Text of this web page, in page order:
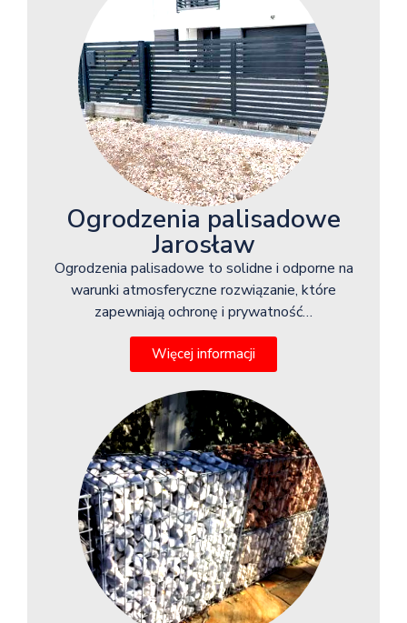
Ogrodzenia palisadowe
Jarosław
Ogrodzenia palisadowe to solidne i odporne na
warunki atmosferyczne rozwiązanie, które
zapewniają ochronę i prywatność…
Więcej informacji